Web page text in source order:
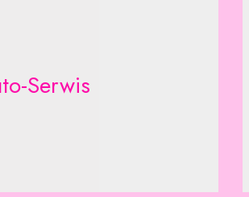
Serwis